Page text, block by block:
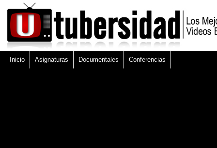
Inicio Asignaturas Documentales Conferencias